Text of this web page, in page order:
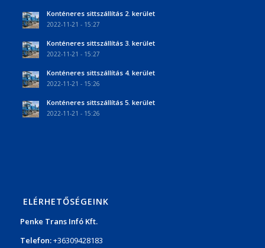
Konténeres sittszállítás 2. kerület
2022-11-21 - 15:27
Konténeres sittszállítás 3. kerület
2022-11-21 - 15:27
Konténeres sittszállítás 4. kerület
2022-11-21 - 15:26
Konténeres sittszállítás 5. kerület
2022-11-21 - 15:26
ELÉRHETŐSÉGEINK
Penke Trans Infó Kft.
Telefon:+36309428183